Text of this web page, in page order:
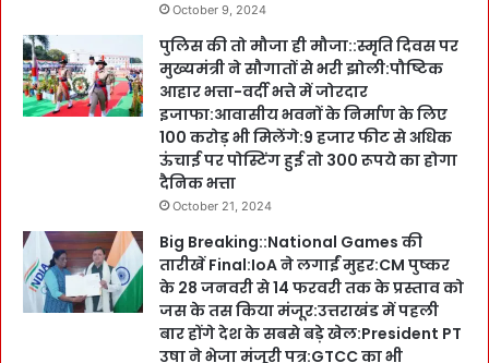
October 9, 2024
पुलिस की तो मौजा ही मौजा::स्मृति दिवस पर
मुख्यमंत्री ने सौगातों से भरी झोली:पौष्टिक
आहार भत्ता-वर्दी भत्ते में जोरदार
इजाफा:आवासीय भवनों के निर्माण के लिए
100 करोड़ भी मिलेंगे:9 हजार फीट से अधिक
ऊंचाई पर पोस्टिंग हुई तो 300 रूपये का होगा
दैनिक भत्ता
October 21, 2024
Big Breaking::National Games की
तारीखें Final:IoA ने लगाईं मुहर:CM पुष्कर
के 28 जनवरी से 14 फरवरी तक के प्रस्ताव को
जस के तस किया मंजूर:उत्तराखंड में पहली
बार होंगे देश के सबसे बड़े खेल:President PT
उषा ने भेजा मंजूरी पत्र:GTCC का भी